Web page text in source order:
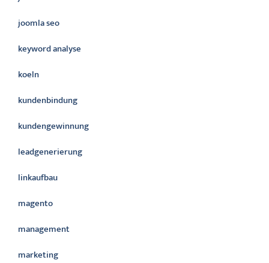
joomla seo
keyword analyse
koeln
kundenbindung
kundengewinnung
leadgenerierung
linkaufbau
magento
management
marketing